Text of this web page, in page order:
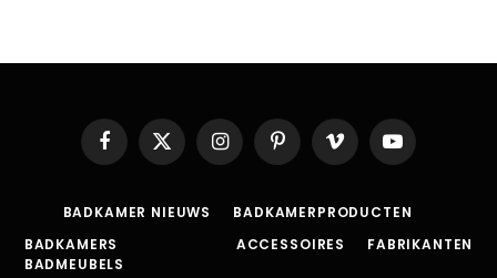
Facebook
X
(Twitter)
InstagramPinterestVimeo YouTube
BADKAMER NIEUWS
BADKAMERPRODUCTEN
BADKAMERS
BADMEUBELS
ACCESSOIRES FABRIKANTEN